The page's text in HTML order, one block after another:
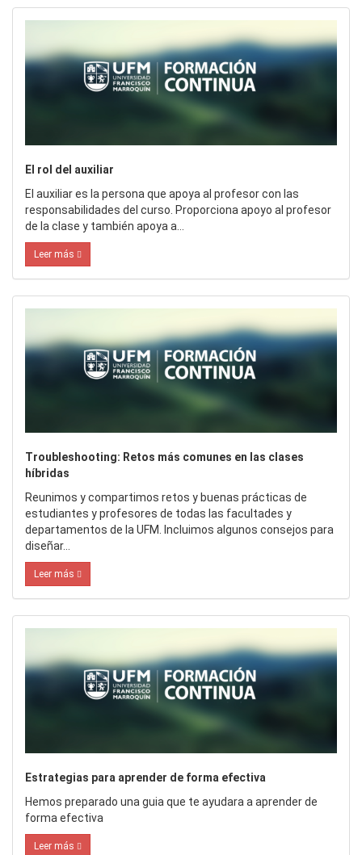
El rol del auxiliar
El auxiliar es la persona que apoya al profesor con las
responsabilidades del curso. Proporciona apoyo al profesor
de la clase y también apoya a…
Leer más
Troubleshooting: Retos más comunes en las clases
híbridas
Reunimos y compartimos retos y buenas prácticas de
estudiantes y profesores de todas las facultades y
departamentos de la UFM. Incluimos algunos consejos para
diseñar…
Leer más
Estrategias para aprender de forma efectiva
Hemos preparado una guia que te ayudara a aprender de
forma efectiva
Leer más